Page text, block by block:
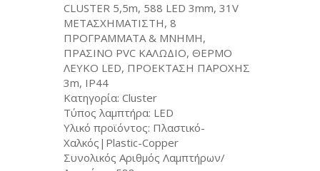
CLUSTER 5,5m, 588 LED 3mm, 31V
ΜΕΤΑΣΧΗΜΑΤΙΣΤΗ, 8
ΠΡΟΓΡΑΜΜΑΤΑ & ΜΝΗΜΗ,
ΠΡΑΣΙΝΟ PVC ΚΑΛΩΔΙΟ, ΘΕΡΜΟ
ΛΕΥΚΟ LED, ΠΡΟΕΚΤΑΣΗ ΠΑΡΟΧΗΣ
3m, IP44
Κατηγορία: Cluster
Τύπος λαμπτήρα: LED
Υλικό προϊόντος: Πλαστικό-
Χαλκός|Plastic-Copper
Συνολικός Αριθμός Λαμπτήρων/